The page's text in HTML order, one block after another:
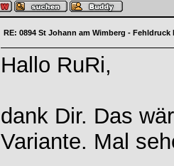
RE: 0894 St Johann am Wimberg - Fehldruck
Hallo RuRi,
dank Dir. Das
Variante. Mal